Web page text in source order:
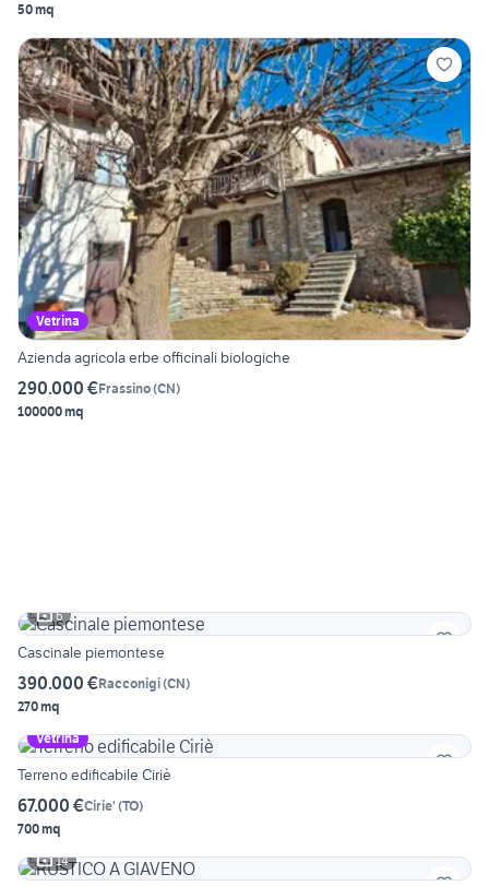
50 mq
Vetrina
Azienda agricola erbe officinali biologiche
290.000 €Frassino(CN)
100000 mq
6
Cascinale piemontese
390.000 €Racconigi(CN)
270 mq
Vetrina
Terreno edificabile Ciriè
67.000 €Cirie' (TO)
700 mq
14